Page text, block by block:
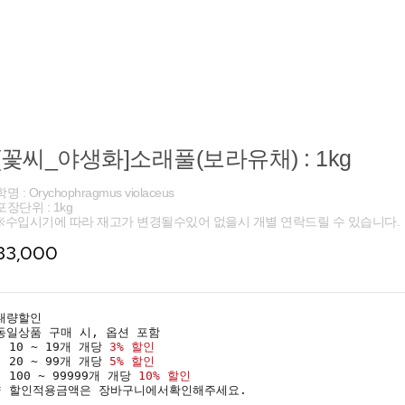
씨_야생화]소래풀(보라유채) : 1kg
명 : Orychophragmus violaceus
장단위 : 1kg
입시기에 따라 재고가 변경될수있어 없을시 개별 연락드릴 수 있습니다.
량할인
일상품 구매 시, 옵션 포함
10 ~ 19개 개당 3% 할인
20 ~ 99개 개당 5% 할인
100 ~ 99999개 개당 10% 할인
할인적용금액은 장바구니에서확인해주세요.